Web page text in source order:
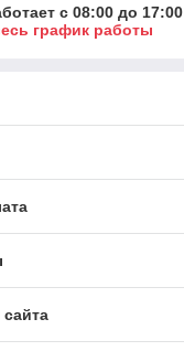
с 08:00 до 17:00
график работы